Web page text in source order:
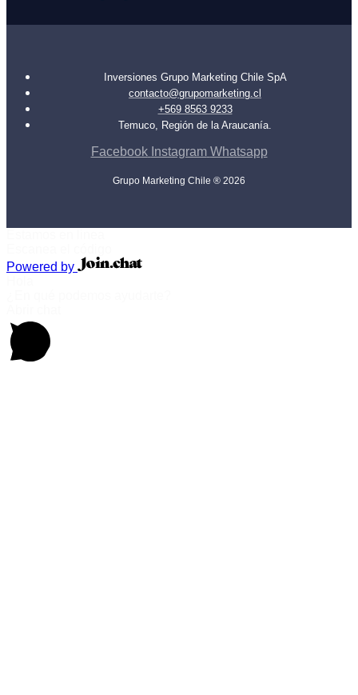
Inversiones Grupo Marketing Chile SpA
contacto@grupomarketing.cl
+569 8563 9233
Temuco, Región de la Araucanía.
Facebook Instagram Whatsapp
Grupo Marketing Chile ® 2026
Powered by